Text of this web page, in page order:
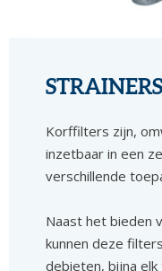
STRAINERS
Korffilters zijn,
inzetbaar in een
verschillende
Naast het bieden
kunnen deze
debieten, bijna